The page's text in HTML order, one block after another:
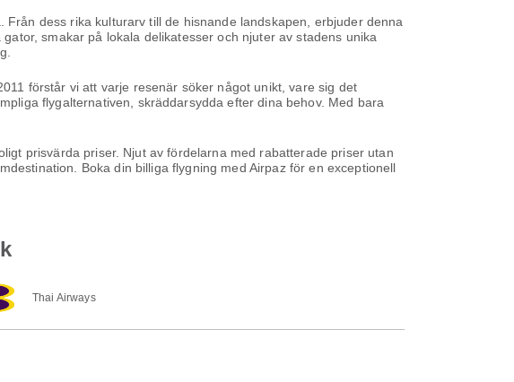
dess rika kulturarv till de hisnande landskapen, erbjuder denna
smakar på lokala delikatesser och njuter av stadens unika
förstår vi att varje resenär söker något unikt, vare sig det
flygalternativen, skräddarsydda efter dina behov. Med bara
prisvärda priser. Njut av fördelarna med rabatterade priser utan
Boka din billiga flygning med Airpaz för en exceptionell
Thai Airways